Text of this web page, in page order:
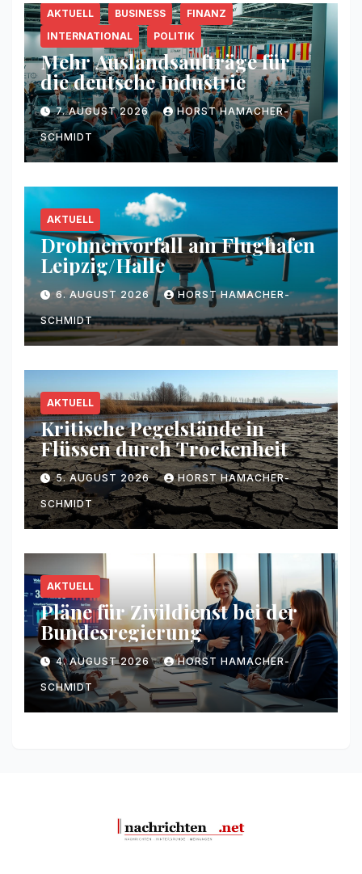
AKTUELL BUSINESS
FINANZ
INTERNATIONAL
POLITIK
Mehr Auslandsaufträge für
die deutsche Industrie
7. AUGUST 2026 HORST HAMACHER-
SCHMIDT
AKTUELL
Drohnenvorfall am Flughafen
Leipzig/Halle
6. AUGUST 2026 HORST HAMACHER-
SCHMIDT
AKTUELL
Kritische Pegelstände in
Flüssen durch Trockenheit
5. AUGUST 2026 HORST HAMACHER-
SCHMIDT
AKTUELL
Pläne für Zivildienst bei der
Bundesregierung
4. AUGUST 2026 HORST HAMACHER-
SCHMIDT